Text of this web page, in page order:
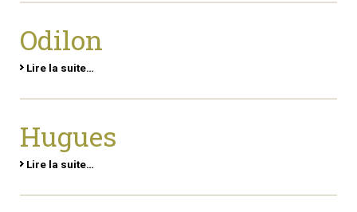
Odilon
Lire la suite…
Hugues
Lire la suite…